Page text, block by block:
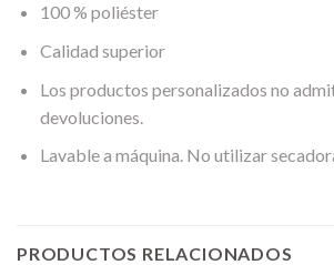
100 % poliéster
Calidad superior
Los productos personalizados no
devoluciones.
Lavable a máquina. No utilizar
PRODUCTOS RELACIONADOS